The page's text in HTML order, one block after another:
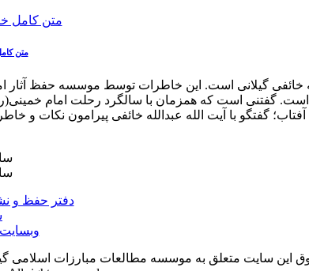
متن
گفتگو با آیت الله عبدالله خائفی پیرامون نکات
دفتر حفظ و
این سایت متعلق به موسسه مطالعات مبارزات اسلامی